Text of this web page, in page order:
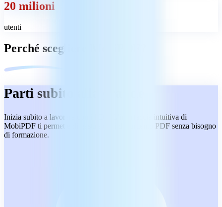
20 milioni
utenti
Perché scegliere MobiPDF?
Parti subito alla grande
Inizia subito a lavorare con i PDF. L’interfaccia intuitiva di
MobiPDF ti permette di gestire ogni documento PDF senza bisogno
di formazione.